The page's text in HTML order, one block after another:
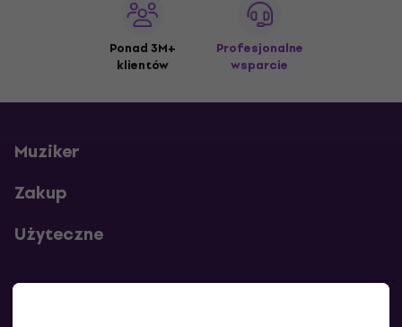
Ponad 3M+
klientów
Profesjonalne
wsparcie
Muziker
Zakup
Użyteczne